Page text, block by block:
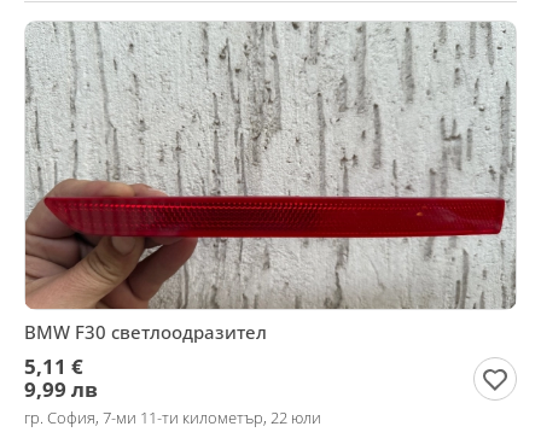
BMW F30 светлоодразител
5,11 €
9,99 лв
гр. София, 7-ми 11-ти километър, 22 юли